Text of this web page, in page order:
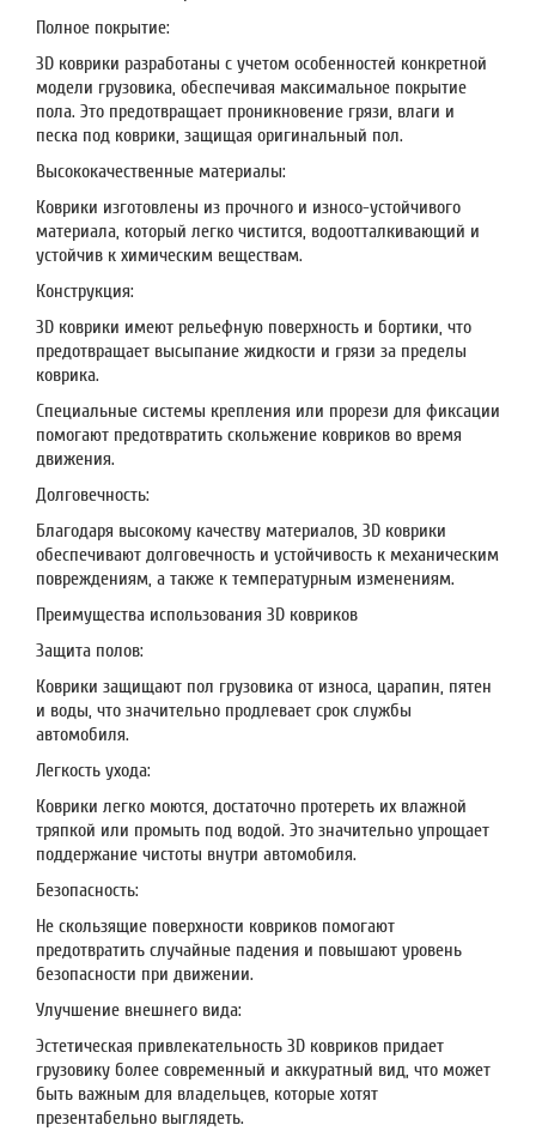
Полное покрытие:
3D коврики разработаны с учетом особенностей конкретной
модели грузовика, обеспечивая максимальное покрытие
пола. Это предотвращает проникновение грязи, влаги и
песка под коврики, защищая оригинальный пол.
Высококачественные материалы:
Коврики изготовлены из прочного и износо-устойчивого
материала, который легко чистится, водоотталкивающий и
устойчив к химическим веществам.
Конструкция:
3D коврики имеют рельефную поверхность и бортики, что
предотвращает высыпание жидкости и грязи за пределы
коврика.
Специальные системы крепления или прорези для фиксации
помогают предотвратить скольжение ковриков во время
движения.
Долговечность:
Благодаря высокому качеству материалов, 3D коврики
обеспечивают долговечность и устойчивость к механическим
повреждениям, а также к температурным изменениям.
Преимущества использования 3D ковриков
Защита полов:
Коврики защищают пол грузовика от износа, царапин, пятен
и воды, что значительно продлевает срок службы
автомобиля.
Легкость ухода:
Коврики легко моются, достаточно протереть их влажной
тряпкой или промыть под водой. Это значительно упрощает
поддержание чистоты внутри автомобиля.
Безопасность:
Не скользящие поверхности ковриков помогают
предотвратить случайные падения и повышают уровень
безопасности при движении.
Улучшение внешнего вида:
Эстетическая привлекательность 3D ковриков придает
грузовику более современный и аккуратный вид, что может
быть важным для владельцев, которые хотят
презентабельно выглядеть.